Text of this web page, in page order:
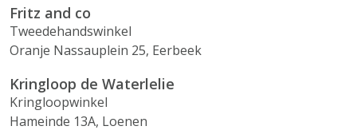
Fritz and co
Tweedehandswinkel
Oranje Nassauplein 25, Eerbeek
Kringloop de Waterlelie
Kringloopwinkel
Hameinde 13A, Loenen